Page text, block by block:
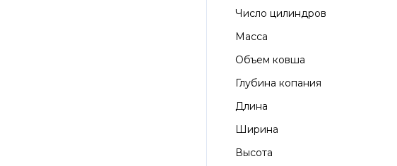
Число цилиндров
Масса
Объем ковша
Глубина копания
Длина
Ширина
Высота